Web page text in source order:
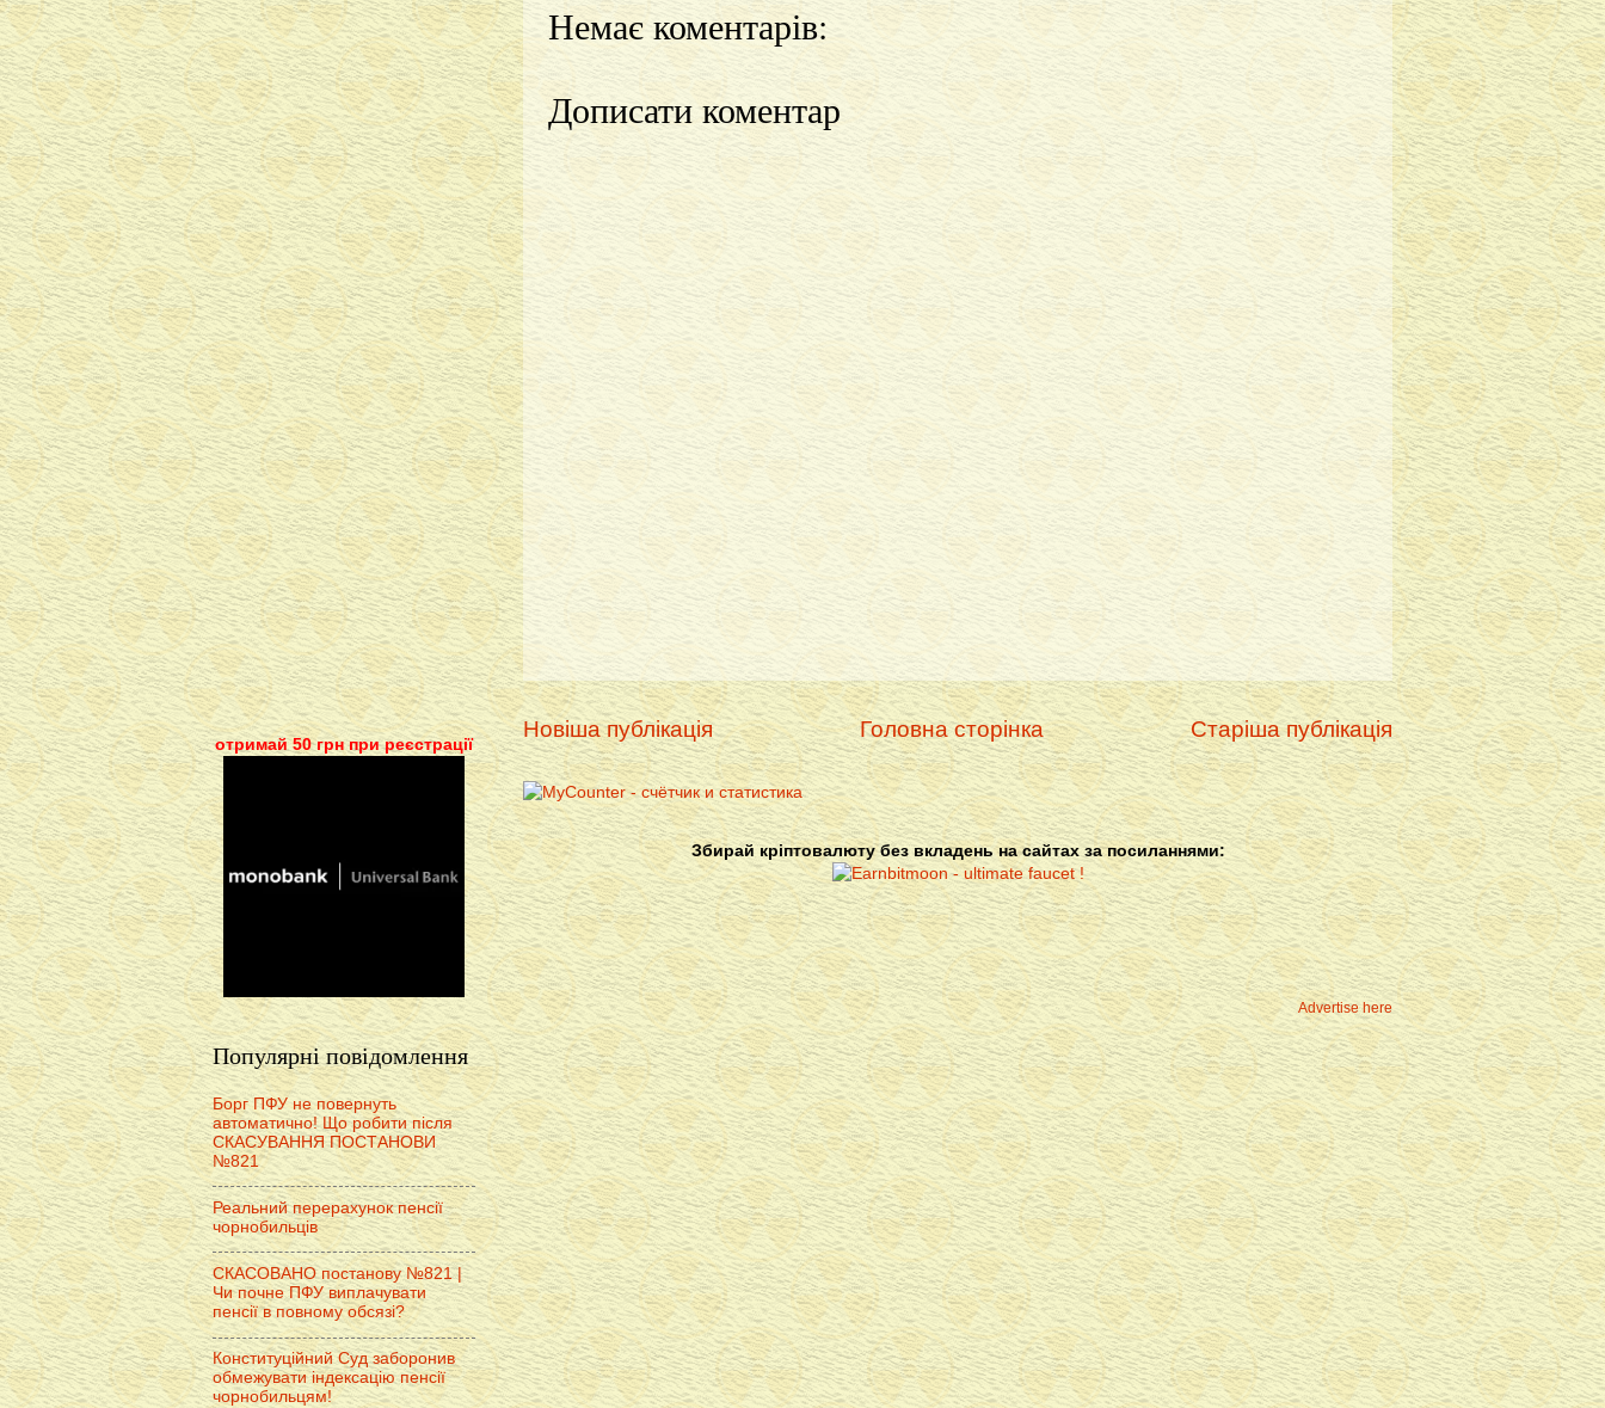
Немає коментарів:
Дописати коментар
Новіша публікація Старіша публікація
Головна сторінка
Збирай кріптовалюту без вкладень на сайтах за посиланнями:
Advertise here
отримай 50 грн при реєстрації
Популярні повідомлення
Борг ПФУ не повернуть
автоматично! Що робити після
СКАСУВАННЯ ПОСТАНОВИ
№821
Реальний перерахунок пенсії
чорнобильців
СКАСОВАНО постанову №821 |
Чи почне ПФУ виплачувати
пенсії в повному обсязі?
Конституційний Суд заборонив
обмежувати індексацію пенсії
чорнобильцям!